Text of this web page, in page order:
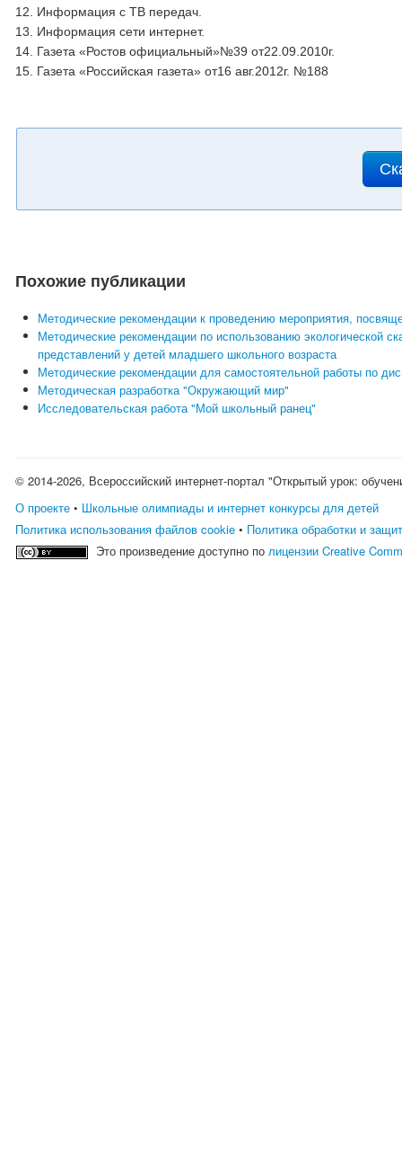
12. Информация с ТВ передач.
13. Информация сети интернет.
14. Газета «Ростов официальный»№39 от22.09.2010г.
15. Газета «Российская газета» от16 авг.2012г. №188
Похожие публикации
Методические рекомендации к проведению мероприятия,
Методические рекомендации по использованию экологической
представлений у детей младшего школьного возраста
Методические рекомендации для самостоятельной работы по
Методическая разработка "Окружающий мир"
Исследовательская работа "Мой школьный ранец"
© 2014-2026, Всероссийский интернет-портал "Открытый урок:
О проекте • Школьные олимпиады и интернет конкурсы для детей
Политика использования файлов cookie • Политика обработки и
Это произведение доступно полицензии Creative